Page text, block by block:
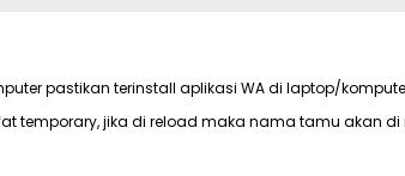
pastikan terinstall aplikasi WA di laptop/
temporary, jika di reload maka nama tamu akan di